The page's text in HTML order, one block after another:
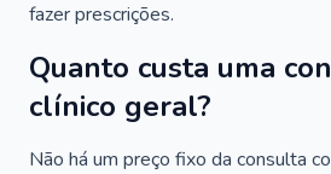
fazer prescrições.
Quanto custa uma
clínico geral?
Não há um preço fixo da consulta